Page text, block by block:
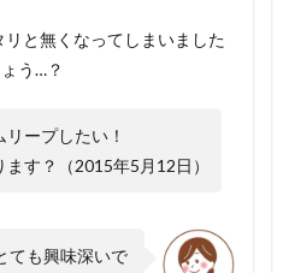
と無くなってしまいました
う…？
ープしたい！
す？（2015年5月12日）
ても興味深いで